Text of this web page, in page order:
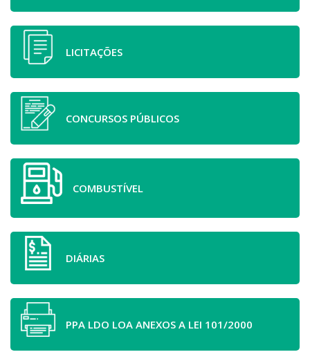
LICITAÇÕES
CONCURSOS PÚBLICOS
COMBUSTÍVEL
DIÁRIAS
PPA LDO LOA ANEXOS A LEI 101/2000